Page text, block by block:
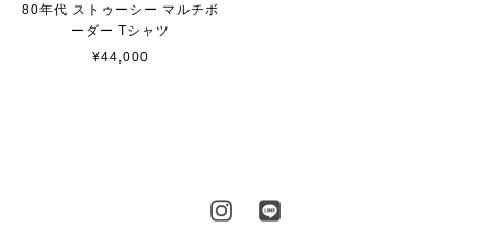
80年代 ストゥーシー マルチボ
ーダー Tシャツ
¥44,000